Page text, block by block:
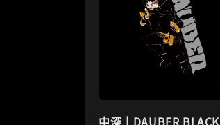
中深｜DAUBER BLACK